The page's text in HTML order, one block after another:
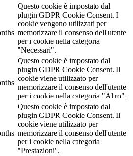
Questo cookie è impostato dal
plugin GDPR Cookie Consent. I
cookie vengono utilizzati per
memorizzare il consenso dell'utente
per i cookie nella categoria
"Necessari".
Questo cookie è impostato dal
plugin GDPR Cookie Consent. Il
cookie viene utilizzato per
memorizzare il consenso dell'utente
per i cookie nella categoria "Altro".
Questo cookie è impostato dal
plugin GDPR Cookie Consent. Il
cookie viene utilizzato per
memorizzare il consenso dell'utente
per i cookie nella categoria
"Prestazioni".